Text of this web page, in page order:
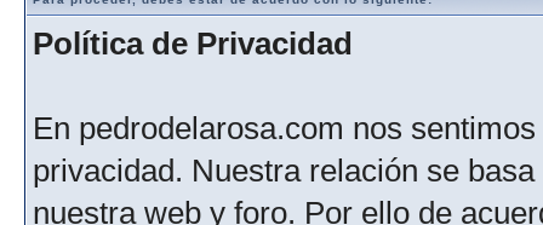
Política de Privacidad
En pedrodelarosa.com nos
privacidad. Nuestra relación se
nuestra web y foro. Por ello de